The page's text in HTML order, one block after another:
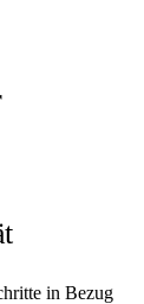
in Bezug